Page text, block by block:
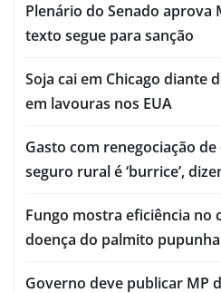
Plenário do Senado aprova
texto segue para sanção
Soja cai em Chicago diante
em lavouras nos EUA
Gasto com renegociação
seguro rural é ‘burrice’,
Fungo mostra eficiência no
doença do palmito pupunha
Governo deve publicar MP